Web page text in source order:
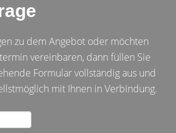
zu dem Angebot oder möchten
vereinbaren, dann füllen Sie
Formular vollständig aus und
mit Ihnen in Verbindung.